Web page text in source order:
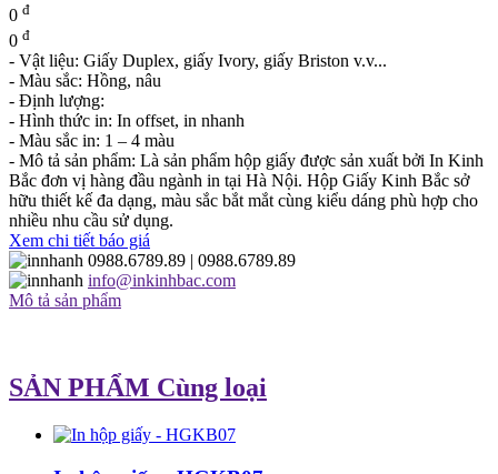
0 đ
0 đ
- Vật liệu: Giấy Duplex, giấy Ivory, giấy Briston v.v...
- Màu sắc: Hồng, nâu
- Định lượng:
- Hình thức in: In offset, in nhanh
- Màu sắc in: 1 – 4 màu
- Mô tả sản phẩm: Là sản phẩm hộp giấy được sản xuất bởi In Kinh
Bắc đơn vị hàng đầu ngành in tại Hà Nội. Hộp Giấy Kinh Bắc sở
hữu thiết kế đa dạng, màu sắc bắt mắt cùng kiểu dáng phù hợp cho
nhiều nhu cầu sử dụng.
Xem chi tiết báo giá
0988.6789.89 | 0988.6789.89
info@inkinhbac.com
Mô tả sản phẩm
SẢN PHẨM Cùng loại